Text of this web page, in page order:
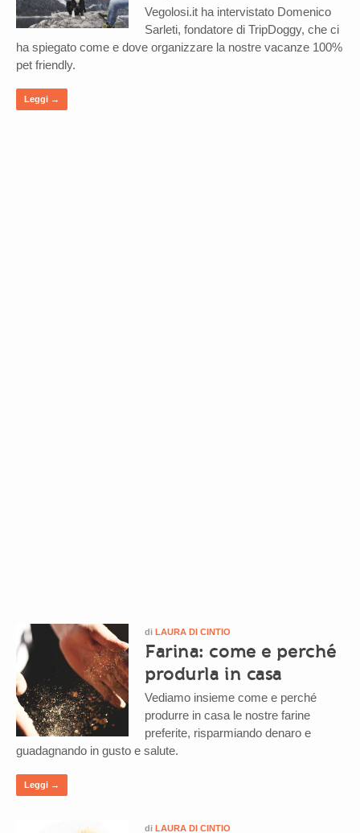
Vegolosi.it ha intervistato Domenico
Sarleti, fondatore di TripDoggy, che ci
ha spiegato come e dove organizzare la nostre vacanze 100%
pet friendly.
Leggi →
di LAURA DI CINTIO
Farina: come e perché
produrla in casa
Vediamo insieme come e perché
produrre in casa le nostre farine
preferite, risparmiando denaro e
guadagnando in gusto e salute.
Leggi →
di LAURA DI CINTIO